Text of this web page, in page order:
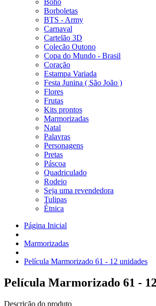
Boho
Borboletas
BTS - Army
Carnaval
Cartelão 3D
Colecão Outono
Copa do Mundo - Brasil
Coração
Estampa Variada
Festa Junina ( São João )
Flores
Frutas
Kits prontos
Marmorizadas
Natal
Palavras
Personagens
Pretas
Páscoa
Quadriculado
Rodeio
Seja uma revendedora
Tulipas
Étnica
Página Inicial
Marmorizadas
Película Marmorizado 61 - 12 unidades
Película Marmorizado 61 -
Descrição do produto